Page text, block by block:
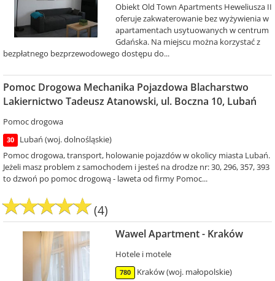
Obiekt Old Town Apartments Heweliusza II
oferuje zakwaterowanie bez wyżywienia w
apartamentach usytuowanych w centrum
Gdańska. Na miejscu można korzystać z
bezpłatnego bezprzewodowego dostępu do...
Pomoc Drogowa Mechanika Pojazdowa Blacharstwo
Lakiernictwo Tadeusz Atanowski, ul. Boczna 10, Lubań
Pomoc drogowa
30
Lubań (woj. dolnośląskie)
Pomoc drogowa, transport, holowanie pojazdów w okolicy miasta Lubań.
Jeżeli masz problem z samochodem i jesteś na drodze nr: 30, 296, 357, 393
to dzwoń po pomoc drogową - laweta od firmy Pomoc...
(4)
Wawel Apartment - Kraków
Hotele i motele
780
Kraków (woj. małopolskie)